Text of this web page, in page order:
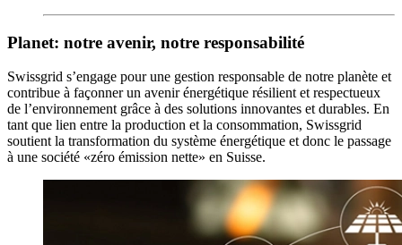
Planet: notre avenir, notre responsabilité
Swissgrid s’engage pour une gestion responsable de notre planète et
contribue à façonner un avenir énergétique résilient et respectueux
de l’environnement grâce à des solutions innovantes et durables. En
tant que lien entre la production et la consommation, Swissgrid
soutient la transformation du système énergétique et donc le passage
à une société «zéro émission nette» en Suisse.